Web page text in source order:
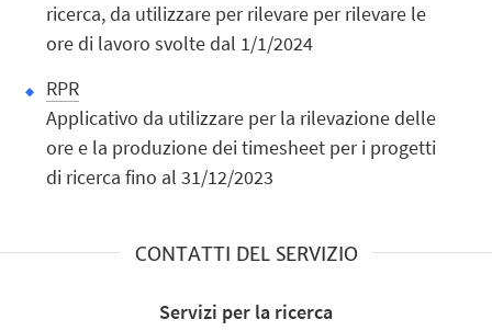
ricerca, da utilizzare per rilevare per rilevare le
ore di lavoro svolte dal 1/1/2024
RPR
Applicativo da utilizzare per la rilevazione delle
ore e la produzione dei timesheet per i progetti
di ricerca fino al 31/12/2023
CONTATTI DEL SERVIZIO
Servizi per la ricerca